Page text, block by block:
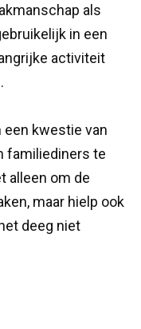
als
in een
activiteit
een kwestie van
familiediners te
alleen om de
maar hielp ook
deeg niet